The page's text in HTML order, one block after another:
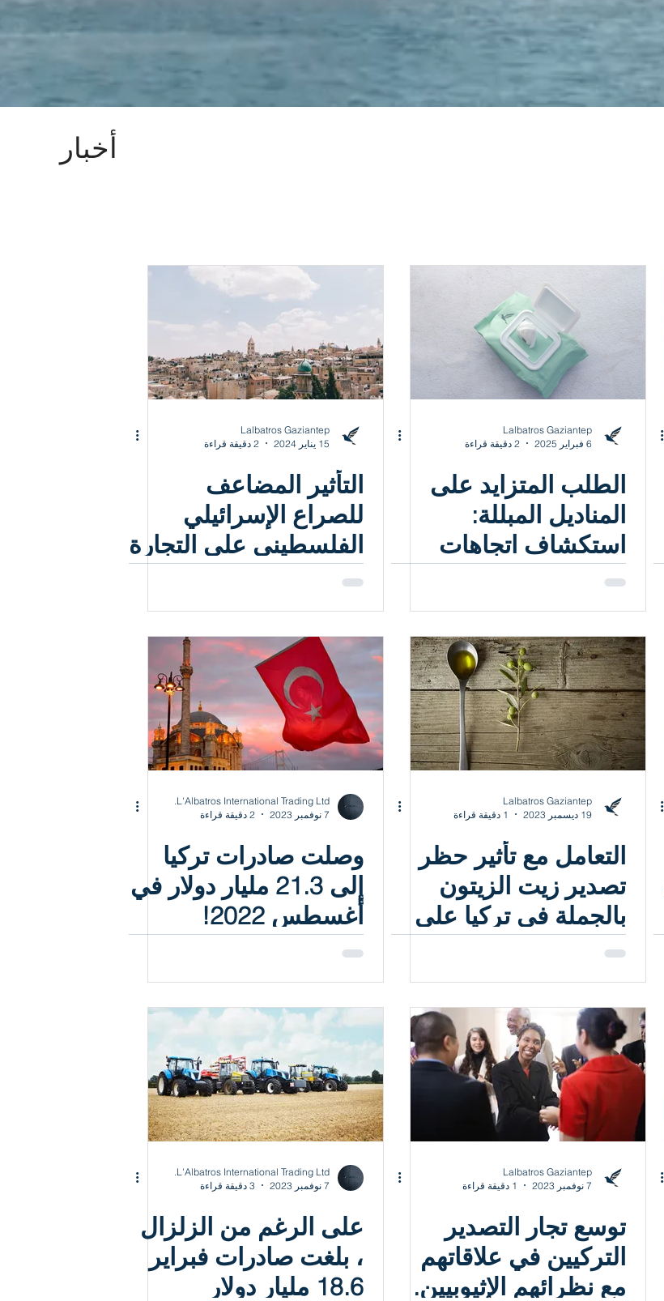
Lalbatros Gaziantep
6 فبراير 2025
2 دقيقة قراءة
الطلب المتزايد على
المناديل المبللة:
استكشاف اتجاهات
سوق النظافة العالمية
Lalbatros Gaziantep
15 يناير 2024
2 دقيقة قراءة
التأثير المضاعف
للصراع الإسرائيلي
الفلسطيني على التجارة
العالمية في عام 2024
Lalbatros Gaziantep
19 ديسمبر 2023
1 دقيقة قراءة
التعامل مع تأثير حظر
تصدير زيت الزيتون
بالجملة في تركيا على
الأسعار والعجز الأوروبي
L'Albatros International Trading Ltd.
7 نوفمبر 2023
2 دقيقة قراءة
وصلت صادرات تركيا
إلى 21.3 مليار دولار في
أغسطس 2022!
Lalbatros Gaziantep
7 نوفمبر 2023
1 دقيقة قراءة
توسع تجار التصدير
التركيين في علاقاتهم
مع نظرائهم الإثيوبيين.
L'Albatros International Trading Ltd.
7 نوفمبر 2023
3 دقيقة قراءة
على الرغم من الزلزال
، بلغت صادرات فبراير
18.6 مليار دولار
أخبار